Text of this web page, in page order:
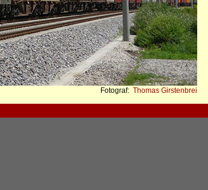
Fotograf: Thomas Girstenbrei